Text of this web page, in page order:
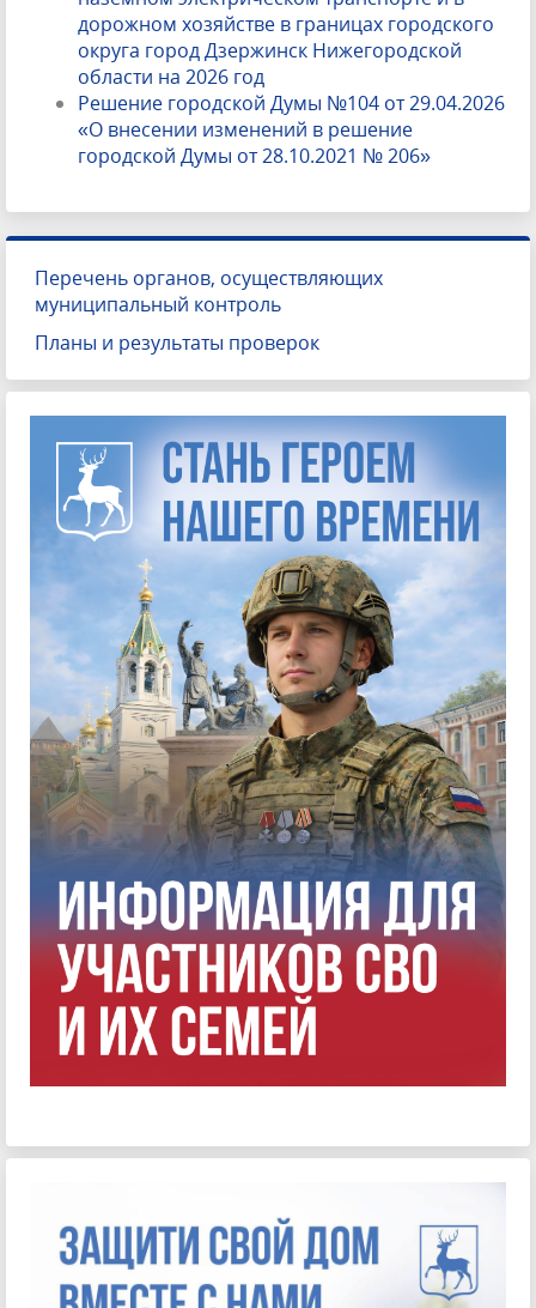
дорожном хозяйстве в границах городского
округа город Дзержинск Нижегородской
области на 2026 год
Решение городской Думы №104 от 29.04.2026
«О внесении изменений в решение
городской Думы от 28.10.2021 № 206»
Перечень органов, осуществляющих
муниципальный контроль
Планы и результаты проверок